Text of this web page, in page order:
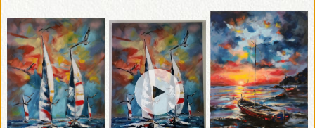
•
Collection
Artisanale
Alina
Pierres Exotiques